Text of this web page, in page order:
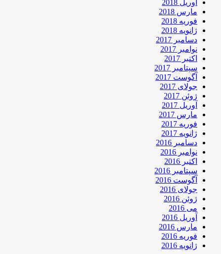
آوریل 2018
مارس 2018
فوریه 2018
ژانویه 2018
دسامبر 2017
نوامبر 2017
اکتبر 2017
سپتامبر 2017
آگوست 2017
جولای 2017
ژوئن 2017
آوریل 2017
مارس 2017
فوریه 2017
ژانویه 2017
دسامبر 2016
نوامبر 2016
اکتبر 2016
سپتامبر 2016
آگوست 2016
جولای 2016
ژوئن 2016
می 2016
آوریل 2016
مارس 2016
فوریه 2016
ژانویه 2016